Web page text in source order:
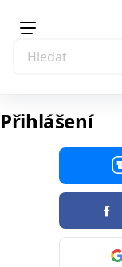
Přihlášení